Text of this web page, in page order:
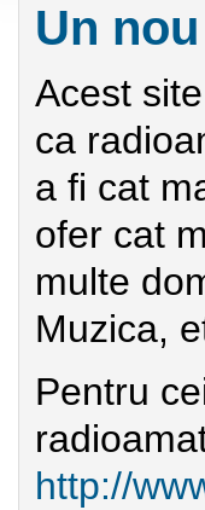
Un
Acest
ca
a fi cat
ofer cat
multe
Muzica,
Pentru
http://